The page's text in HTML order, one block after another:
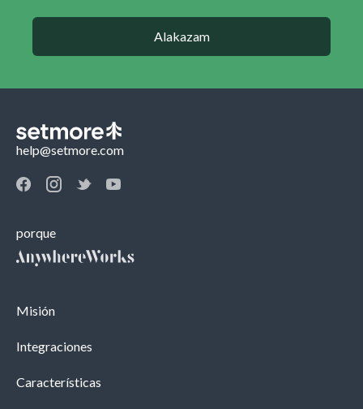
Alakazam
help@setmore.com
porque
Misión
Integraciones
Características